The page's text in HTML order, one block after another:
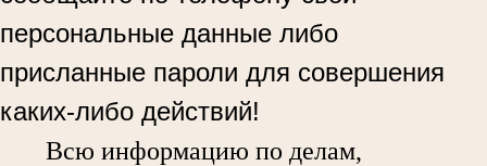
персональные данные либо
присланные пароли для совершения
каких-либо действий!
Всю информацию по делам,